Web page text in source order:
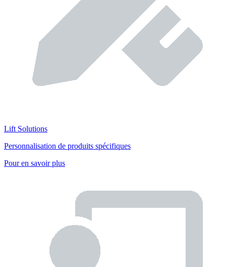
Lift Solutions
Personnalisation de produits spécifiques
Pour en savoir plus